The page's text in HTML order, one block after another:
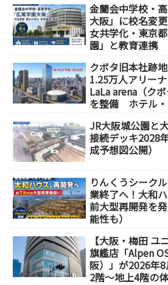
金蘭会中学校・
大阪」に校名変
女共学化・東京
園」と教育連携
クボタ旧本社跡
1.25万人アリー
LaLa arena（ク
を整備 ホテル
JR大阪城公園と
接続デッキ2028
成予想図公開）
りんくうシーク
業終了へ！大和
前大型再開発を
能性も）
【大阪・梅田 ユ
旗艦店「Alpen
阪）」が2026年
2階～地上4階の